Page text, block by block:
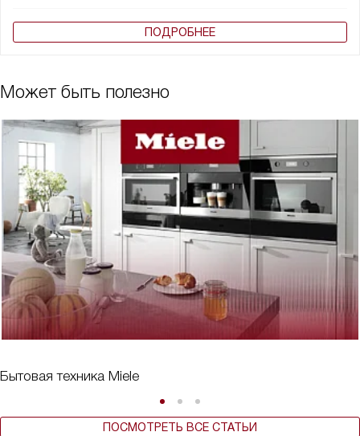
ПОДРОБНЕЕ
Может быть полезно
Бытовая техника Miele
ПОСМОТРЕТЬ ВСЕ СТАТЬИ